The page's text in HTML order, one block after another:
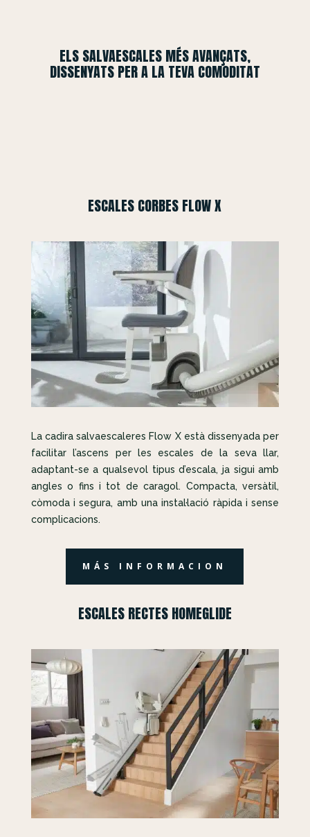
ELS SALVAESCALES MÉS AVANÇATS,
DISSENYATS PER A LA TEVA COMODITAT
ESCALES CORBES FLOW X
La cadira salvaescaleres Flow X està dissenyada per
facilitar l’ascens per les escales de la seva llar,
adaptant-se a qualsevol tipus d’escala, ja sigui amb
angles o fins i tot de caragol. Compacta, versàtil,
còmoda i segura, amb una instal·lació ràpida i sense
complicacions.
MÁS INFORMACION
ESCALES RECTES HOMEGLIDE